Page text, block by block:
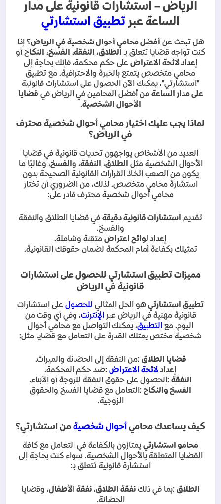
الرياض – استشارات قانونية على مدار
الساعة عبر تطبيق استشارتي
هل تبحث عن أفضل محامي أحوال شخصية في الرياض؟ إذا
كنت تواجه قضايا تتعلق بـ الطلاق، النفقة، الفسخ، النكاح أو
إعداد لائحة الاعتراض على حكم محكمة، فإنك بحاجة إلى
محامي متخصص يتمتع بالخبرة والاحترافية. مع تطبيق
"استشارتي"، يمكنك الآن الحصول على استشارات قانونية
على مدار الساعة من أفضل المحامين في الرياض في قضايا
الأحوال الشخصية.
لماذا يجب عليك اختيار محامي أحوال شخصية محترف
في الرياض؟
العديد من الأشخاص يواجهون تحديات قانونية في قضايا
الأحوال الشخصية مثل الطلاق، النفقة، والفسخ، وغالبًا ما
يكون من الصعب اتخاذ القرارات القانونية الصحيحة بدون
استشارة محامي متخصص. لذلك، من الضروري أن تختار
محامي أحوال شخصية محترف قادر على:
تقديم استشارات قانونية دقيقة في قضايا الطلاق والنفقة
والفسخ.
إعداد لوائح اعتراض متقنة وشاملة.
تمثيلك بكفاءة أمام المحكمة لضمان حقوقك القانونية.
مميزات تطبيق استشارتي للحصول على استشارات
قانونية في الرياض
تطبيق استشارتي هو الحل المثالي للحصول على استشارات
قانونية مهنية في الرياض عبرالإنترنت، وفي أي وقت من
اليوم. مع التطبيق، يمكنك التواصل مع محامي أحوال
شخصية مختص يمتلك القدرة على التعامل مع قضايا مثل:
قضايا الطلاق :من النفقة إلى الحضانة والميراث.
إعدادلائحة الاعتراض :ضد حكم المحكمة.
النفقة :الحصول على حقوق النفقة للزوجة أو الأبناء.
الفسخ والنكاح :التعامل مع قضايا الفسخ والحقوق
الزوجية.
كيف يساعدك محامي أحوال شخصية من استشارتي؟
محامو استشارتي يمتازون بالكفاءة في التعامل مع كافة
القضايا المتعلقة بالأحوال الشخصية. سواء كنت بحاجة إلى
استشارة قانونية تتعلق بـ:
الطلاق :بما في ذلك نفقة الطلاق، نفقة الأطفال، وقضايا
الحضانة.